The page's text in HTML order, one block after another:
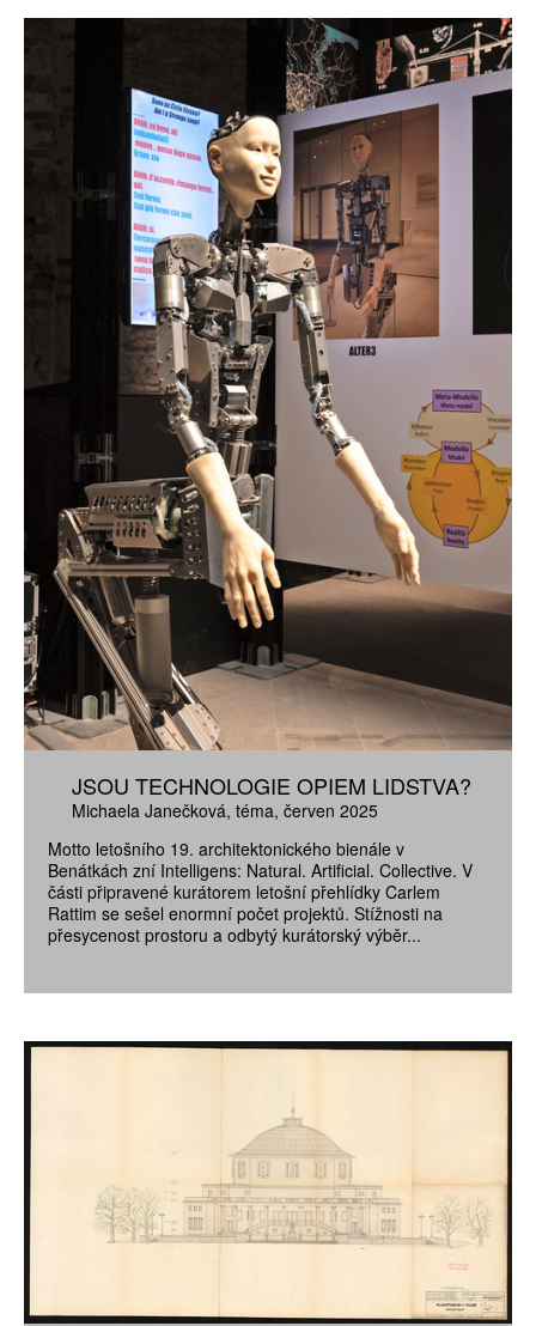
JSOU TECHNOLOGIE OPIEM LIDSTVA?
Michaela Janečková téma červen 2025
Motto letošního 19. architektonického bienále v
Benátkách zní Intelligens: Natural. Artificial. Collective. V
části připravené kurátorem letošní přehlídky Carlem
Rattim se sešel enormní počet projektů. Stížnosti na
přesycenost prostoru a odbytý kurátorský výběr...